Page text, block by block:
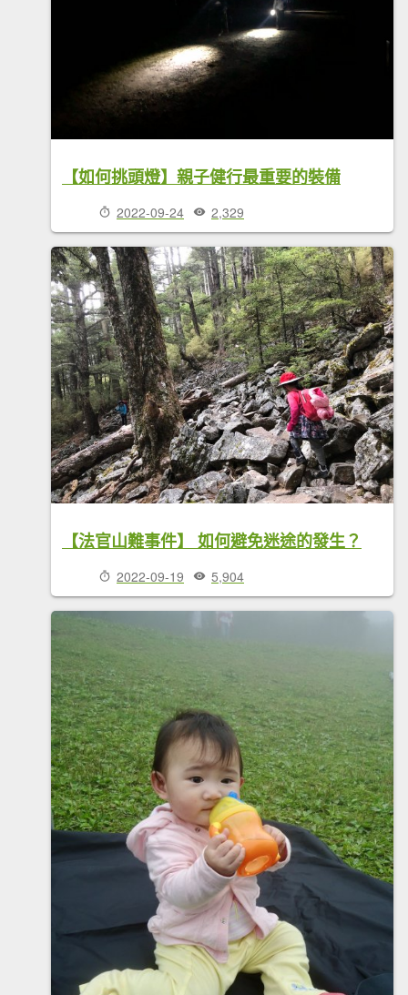
【如何挑頭燈】親子健行最重要的裝備
2022-09-24 2,329
【法官山難事件】 如何避免迷途的發生？
2022-09-19 5,904